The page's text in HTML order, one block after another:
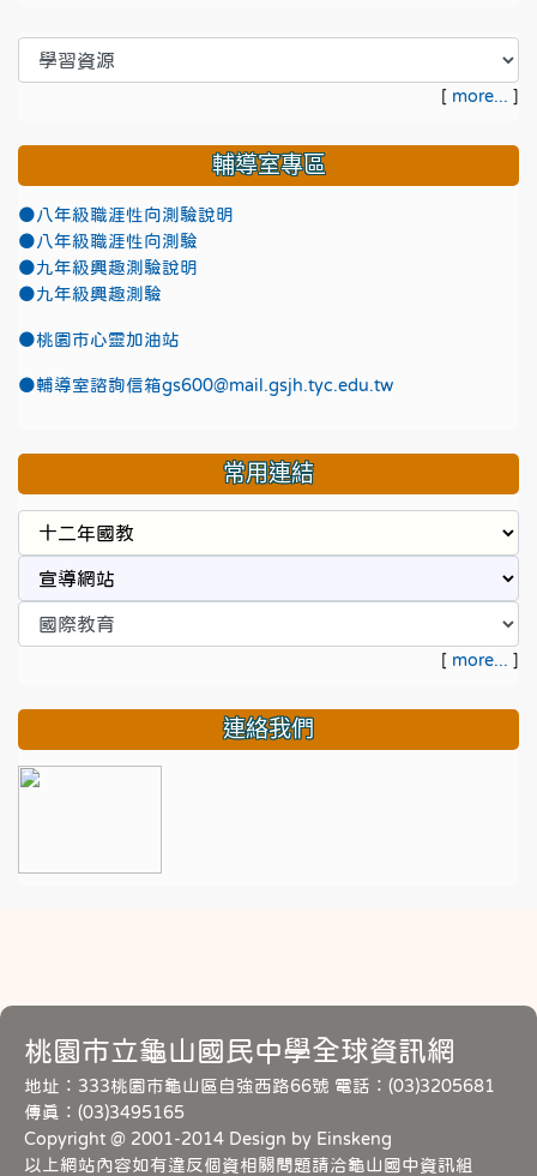
[ more... ]
輔導室專區
●八年級職涯性向測驗說明
●八年級職涯性向測驗
●九年級興趣測驗說明
●九年級興趣測驗
●桃園市心靈加油站
●輔導室諮詢信箱gs600@mail.gsjh.tyc.edu.tw
常用連結
[ more... ]
連絡我們
桃園市立龜山國民中學全球資訊網
地址：333桃園市龜山區自強西路66號 電話：(03)3205681
傳真：(03)3495165
Copyright @ 2001-2014 Design by Einskeng
以上網站內容如有違反個資相關問題請洽龜山國中資訊組